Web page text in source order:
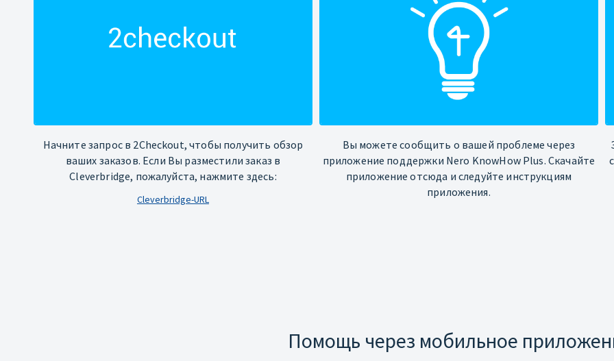
Начните запрос в 2Checkout, чтобы получить обзор
ваших заказов. Если Вы разместили заказ в
Cleverbridge, пожалуйста, нажмите здесь:
Cleverbridge-URL
Вы можете сообщить о вашей проблеме через
приложение поддержки Nero KnowHow Plus. Скачайте
приложение отсюда и следуйте инструкциям
приложения.
Помощь через мобильное